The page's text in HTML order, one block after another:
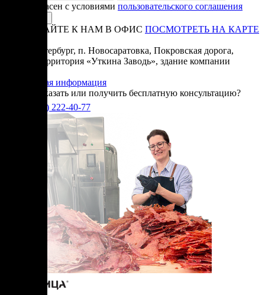
Я согласен с условиями пользовательского соглашения
ПРИЕЗЖАЙТЕ К НАМ В ОФИС ПОСМОТРЕТЬ НА КАРТЕ
Санкт-Петербург, п. Новосаратовка, Покровская дорога,
частная территория «Уткина Заводь», здание компании
Справочная информация
Хотите заказать или получить бесплатную консультацию?
+7(905) 222-40-77